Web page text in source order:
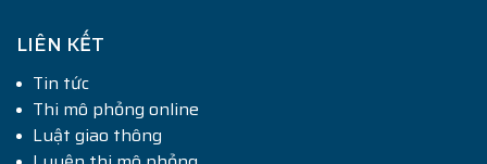
LIÊN KẾT
Tin tức
Thi mô phỏng online
Luật giao thông